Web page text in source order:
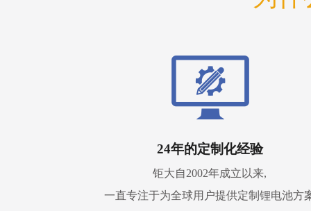
24年的定制化经验
钜大自2002年成立以来,
一直专注于为全球用户提供定制锂电池方